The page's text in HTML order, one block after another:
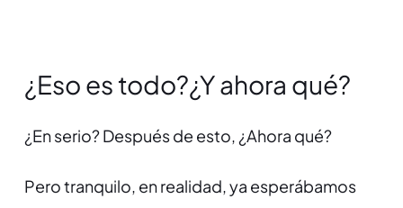
¿Eso es todo?¿Y ahora qué?
¿En serio? Después de esto, ¿Ahora qué?
Pero tranquilo, en realidad, ya esperábamos